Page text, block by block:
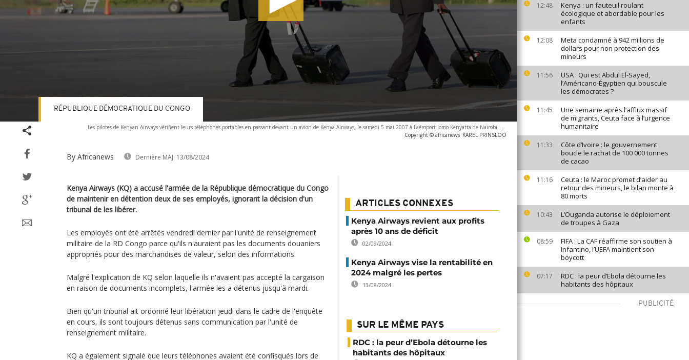
12:48
Kenya : un fauteuil roulant
écologique et abordable pour les
enfants
12:08
Meta condamné à 942 millions de
dollars pour non protection des
mineurs
11:56
USA : Qui est Abdul El-Sayed,
l’Américano-Égyptien qui bouscule
les démocrates ?
11:45
Une semaine après l’afflux massif
de migrants, Ceuta face à l’urgence
humanitaire
11:33
Côte d’Ivoire : le gouvernement
boucle le rachat de 100 000 tonnes
de cacao
11:16
Ceuta : le Maroc promet d’aider au
retour des mineurs, le bilan monte à
80 morts
10:43
L’Ouganda autorise le déploiement
de troupes à Gaza
08:59
FIFA : La CAF réaffirme son soutien à
Infantino, l’UEFA maintient son
boycott
07:17
RDC : la peur d’Ebola détourne les
habitants des hôpitaux
PUBLICITÉ
Les pilotes de Kenyan Airways vérifient leurs téléphones portables en passant devant un avion de Kenya Airways, le samedi 5 mai 2007 à l'aéroport Jomo Kenyatta de Nairobi. -
Copyright © africanews KAREL PRINSLOO
By Africanews Dernière MAJ: 13/08/2024
RÉPUBLIQUE DÉMOCRATIQUE DU CONGO
Kenya Airways (KQ) a accusé l'armée de la République démocratique du Congo
de maintenir en détention deux de ses employés, ignorant la décision d'un
tribunal de les libérer.
Les employés ont été arrêtés vendredi dernier par l'unité de renseignement
militaire de la RD Congo parce qu'ils n'auraient pas les documents douaniers
appropriés pour des marchandises de valeur, selon des informations.
Malgré l'explication de KQ selon laquelle ils n'avaient pas accepté la cargaison
en raison de documents incomplets, l'armée les a détenus jusqu'à mardi.
Bien qu'un tribunal ait ordonné leur libération jeudi dans le cadre de l'enquête
en cours, ils sont toujours détenus sans communication par l'unité de
renseignement militaire.
KQ a également signalé que leurs téléphones avaient été confisqués lors de
ARTICLES CONNEXES
Kenya Airways revient aux profits
après 10 ans de déficit
02/09/2024
Kenya Airways vise la rentabilité en
2024 malgré les pertes
13/08/2024
SUR LE MÊME PAYS
RDC : la peur d’Ebola détourne les
habitants des hôpitaux